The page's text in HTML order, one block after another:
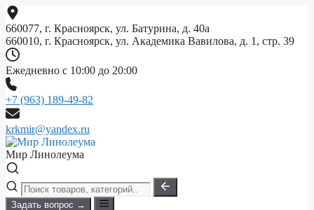
Перейти
к
содержимому
660077, г. Красноярск, ул. Батурина, д. 40а
660010, г. Красноярск, ул. Академика Вавилова, д. 1, стр. 39
Ежедневно с 10:00 до 20:00
+7 (963) 189-49-82
krkmir@yandex.ru
Мир Линолеума
Задать вопрос →